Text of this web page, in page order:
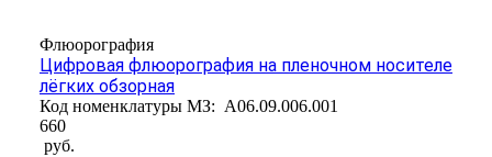
Флюорография
Цифровая флюорография на пленочном носителе
лёгких обзорная
Код номенклатуры МЗ: A06.09.006.001
660
руб.